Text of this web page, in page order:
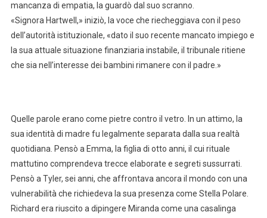
mancanza di empatia, la guardò dal suo scranno.
«Signora Hartwell,» iniziò, la voce che riecheggiava con il peso
dell’autorità istituzionale, «dato il suo recente mancato impiego e
la sua attuale situazione finanziaria instabile, il tribunale ritiene
che sia nell’interesse dei bambini rimanere con il padre.»
Quelle parole erano come pietre contro il vetro. In un attimo, la
sua identità di madre fu legalmente separata dalla sua realtà
quotidiana. Pensò a Emma, la figlia di otto anni, il cui rituale
mattutino comprendeva trecce elaborate e segreti sussurrati.
Pensò a Tyler, sei anni, che affrontava ancora il mondo con una
vulnerabilità che richiedeva la sua presenza come Stella Polare.
Richard era riuscito a dipingere Miranda come una casalinga